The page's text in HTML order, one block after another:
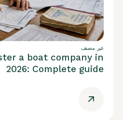
غير مصنف
a boat company in
2026: Complete guide